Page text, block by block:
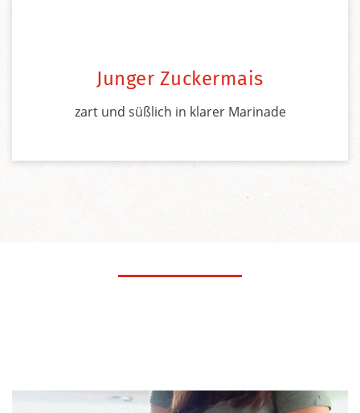
Junger Zuckermais
zart und süßlich in klarer Marinade